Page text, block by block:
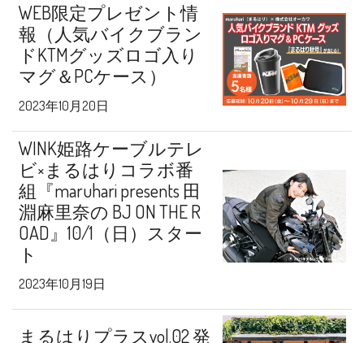
WEB限定プレゼント情
報（人気バイクブラン
ドKTMグッズロゴ入り
マグ＆PCケース）
2023年10月20日
WINK姫路ケーブルテレ
ビ×まるはりコラボ番
組『maruhari presents 田
淵麻里奈の BJ ON THE R
OAD』10/1（日）スター
ト
2023年10月19日
まるはりプラスvol.02 発